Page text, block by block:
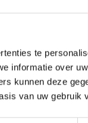
te
informatie over
kunnen deze
van uw gebruik